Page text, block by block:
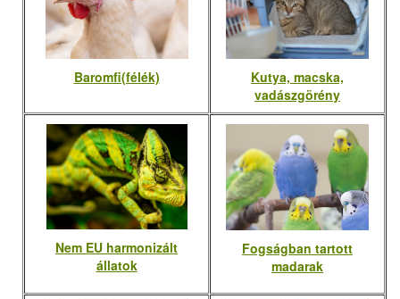
Baromfi(félék)
Kutya, macska,
vadászgörény
Nem EU harmonizált
állatok
Fogságban tartott
madarak